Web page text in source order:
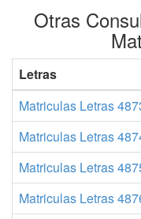
Otras
Letras
Matriculas Letras
Matriculas Letras
Matriculas Letras
Matriculas Letras